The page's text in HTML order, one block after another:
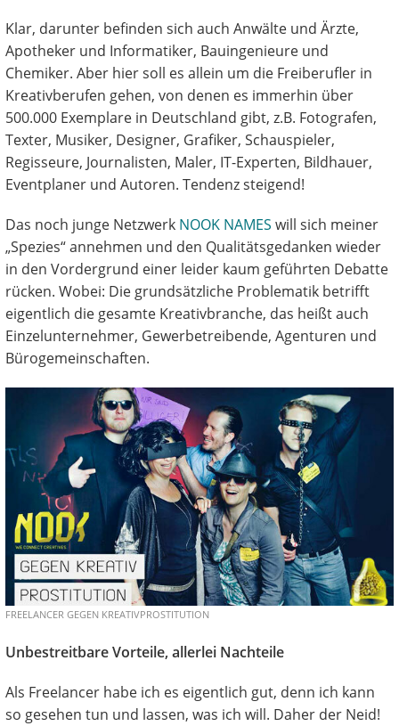
Klar, darunter befinden sich auch Anwälte und Ärzte,
Apotheker und Informatiker, Bauingenieure und
Chemiker. Aber hier soll es allein um die Freiberufler in
Kreativberufen gehen, von denen es immerhin über
500.000 Exemplare in Deutschland gibt, z.B. Fotografen,
Texter, Musiker, Designer, Grafiker, Schauspieler,
Regisseure, Journalisten, Maler, IT-Experten, Bildhauer,
Eventplaner und Autoren. Tendenz steigend!
Das noch junge Netzwerk NOOK NAMES will sich meiner
„Spezies“ annehmen und den Qualitätsgedanken wieder
in den Vordergrund einer leider kaum geführten Debatte
rücken. Wobei: Die grundsätzliche Problematik betrifft
eigentlich die gesamte Kreativbranche, das heißt auch
Einzelunternehmer, Gewerbetreibende, Agenturen und
Bürogemeinschaften.
FREELANCER GEGEN KREATIVPROSTITUTION
Unbestreitbare Vorteile, allerlei Nachteile
Als Freelancer habe ich es eigentlich gut, denn ich kann
so gesehen tun und lassen, was ich will. Daher der Neid!